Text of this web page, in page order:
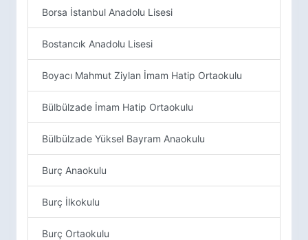
Borsa İstanbul Anadolu Lisesi
Bostancık Anadolu Lisesi
Boyacı Mahmut Ziylan İmam Hatip Ortaokulu
Bülbülzade İmam Hatip Ortaokulu
Bülbülzade Yüksel Bayram Anaokulu
Burç Anaokulu
Burç İlkokulu
Burç Ortaokulu